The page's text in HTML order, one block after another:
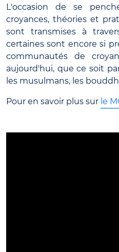
L'occasion de se
croyances, théories et
sont transmises à
certaines sont encore si
communautés de
aujourd'hui, que ce soit
les musulmans, les
Pour en savoir plus sur le